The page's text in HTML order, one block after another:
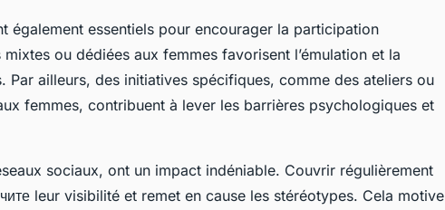
également essentiels pour encourager la participation
ou dédiées aux femmes favorisent l’émulation et la
Par ailleurs, des initiatives spécifiques, comme des ateliers ou
femmes, contribuent à lever les barrières psychologiques et
sociaux, ont un impact indéniable. Couvrir régulièrement
leur visibilité et remet en cause les stéréotypes. Cela motive